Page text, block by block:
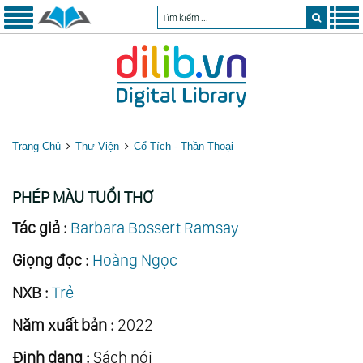
Trang Chủ Thư Viện Cổ Tích - Thần Thoại
PHÉP MÀU TUỔI THƠ
Tác giả : Barbara Bossert Ramsay
Giọng đọc : Hoàng Ngọc
NXB : Trẻ
Năm xuất bản : 2022
Định dạng : Sách nói